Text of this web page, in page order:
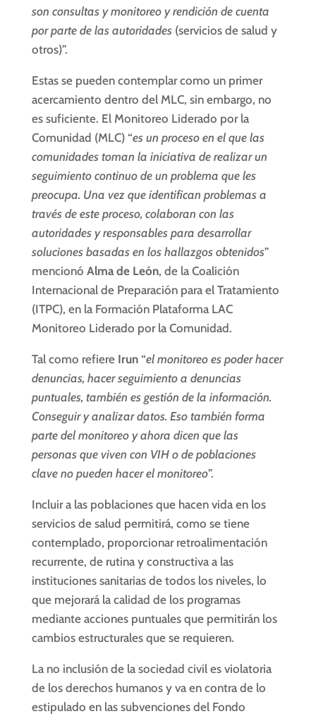
son consultas y monitoreo y rendición de cuenta
por parte de las autoridades (servicios de salud y
otros)”.
Estas se pueden contemplar como un primer
acercamiento dentro del MLC, sin embargo, no
es suficiente. El Monitoreo Liderado por la
Comunidad (MLC) “es un proceso en el que las
comunidades toman la iniciativa de realizar un
seguimiento continuo de un problema que les
preocupa. Una vez que identifican problemas a
través de este proceso, colaboran con las
autoridades y responsables para desarrollar
soluciones basadas en los hallazgos obtenidos”
mencionó Alma de León, de la Coalición
Internacional de Preparación para el Tratamiento
(ITPC), en la Formación Plataforma LAC
Monitoreo Liderado por la Comunidad.
Tal como refiere Irun“el monitoreo es poder hacer
denuncias, hacer seguimiento a denuncias
puntuales, también es gestión de la información.
Conseguir y analizar datos. Eso también forma
parte del monitoreo y ahora dicen que las
personas que viven con VIH o de poblaciones
clave no pueden hacer el monitoreo”.
Incluir a las poblaciones que hacen vida en los
servicios de salud permitirá, como se tiene
contemplado, proporcionar retroalimentación
recurrente, de rutina y constructiva a las
instituciones sanitarias de todos los niveles, lo
que mejorará la calidad de los programas
mediante acciones puntuales que permitirán los
cambios estructurales que se requieren.
La no inclusión de la sociedad civil es violatoria
de los derechos humanos y va en contra de lo
estipulado en las subvenciones del Fondo